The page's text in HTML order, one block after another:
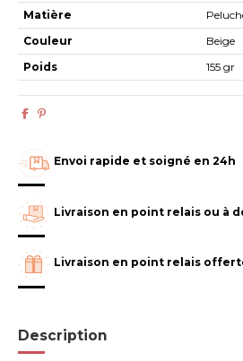
Matière
Couleur
Beige
Poids
155 gr
Envoi rapide et soigné en 24h
Livraison en point relais ou à
Livraison en point relais
Description